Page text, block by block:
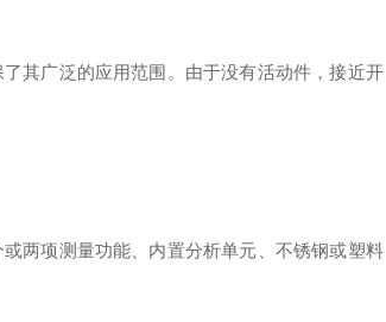
其广泛的应用范围。由于没有活动件，接近开
两项测量功能、内置分析单元、不锈钢或塑料